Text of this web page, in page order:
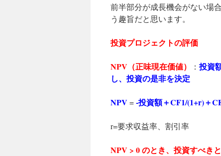
前半部分が成長機会がない場
う趣旨だと思います。
投資プロジェクトの評価
NPV（正味現在価値） ：投資
し、投資の是非を決定
NPV=-投資額＋CF1/(1+r)＋
r=要求収益率、割引率
NPV > 0 のとき、投資すべき